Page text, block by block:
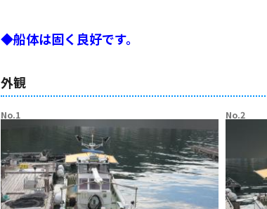
◆船体は固く良好です。
外観
No.1 No.2